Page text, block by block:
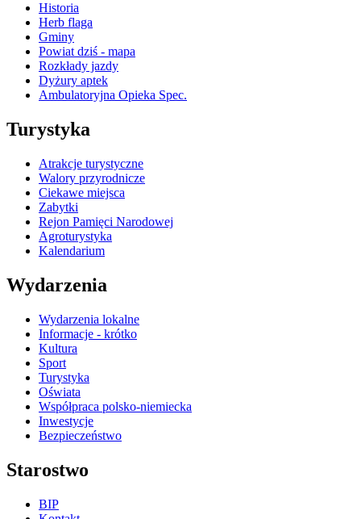
Historia
Herb flaga
Gminy
Powiat dziś - mapa
Rozkłady jazdy
Dyżury aptek
Ambulatoryjna Opieka Spec.
Turystyka
Atrakcje turystyczne
Walory przyrodnicze
Ciekawe miejsca
Zabytki
Rejon Pamięci Narodowej
Agroturystyka
Kalendarium
Wydarzenia
Wydarzenia lokalne
Informacje - krótko
Kultura
Sport
Turystyka
Oświata
Współpraca polsko-niemiecka
Inwestycje
Bezpieczeństwo
Starostwo
BIP